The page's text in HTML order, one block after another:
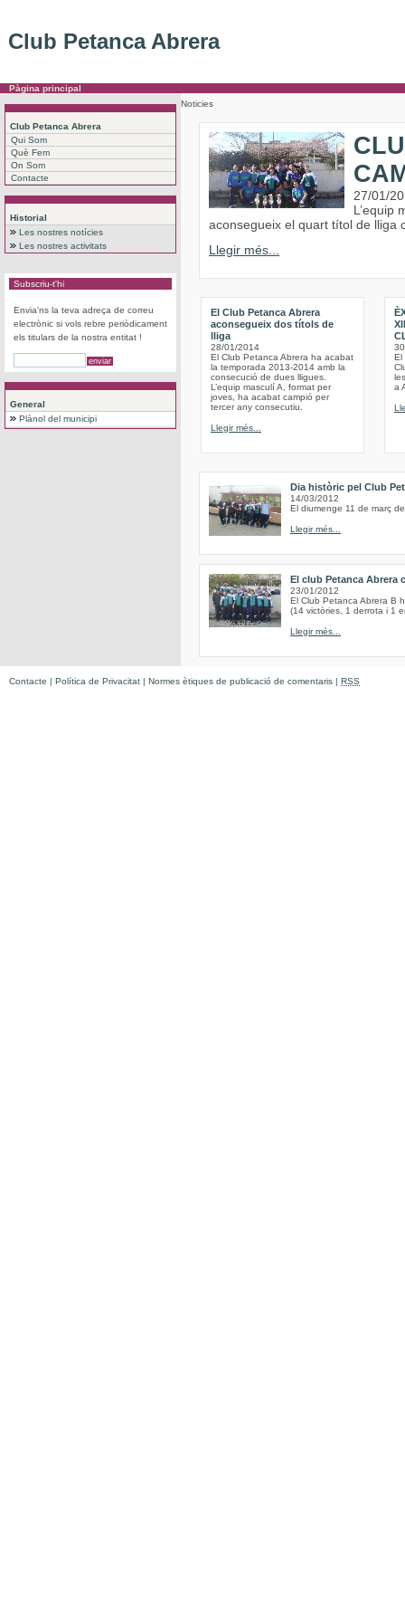
Club Petanca Abrera
Pàgina principal
Club Petanca Abrera
Qui Som
Què Fem
On Som
Contacte
Historial
Les nostres notícies
Les nostres activitats
Subscriu-t'hi
Envia'ns la teva adreça de correu
electrònic si vols rebre periòdicament
els titulars de la nostra entitat !
General
Plànol del municipi
Noticies
27/01/
L’equip
aconsegueix el quart títol de lliga
Llegir més...
El Club Petanca Abrera
aconsegueix dos títols de
lliga
28/01/2014
El Club Petanca Abrera ha acabat
la temporada 2013-2014 amb la
consecució de dues lligues.
L’equip masculí A, format per
joves, ha acabat campió per
tercer any consecutiu.
Llegir més...
El
a
Dia històric pel Club
14/03/2012
El diumenge 11 de març
Llegir més...
El club Petanca Abrera
23/01/2012
El Club Petanca Abrera B
(14 victòries, 1 derrota i 1
Llegir més...
Contacte | Política de Privacitat | Normes ètiques de publicació de comentaris | RSS